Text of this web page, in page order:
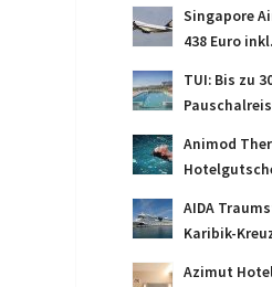
Singapore
438 Euro
TUI: Bis zu
Animod
AIDA
Karibik-
Azimut